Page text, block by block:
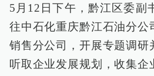
5月12日下午，黔江区委副
往中石化重庆黔江石油分公
销售分公司，开展专题调研
听取企业发展规划，收集企